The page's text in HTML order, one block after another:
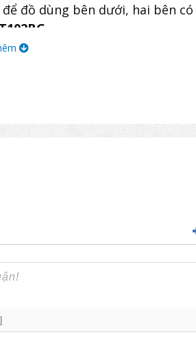
đồ dùng bên dưới, hai bên